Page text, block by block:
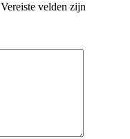
Vereiste velden zijn